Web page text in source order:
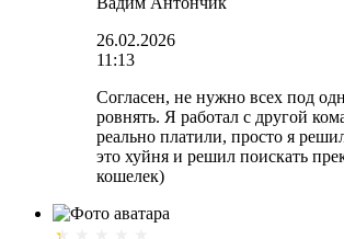
26.02.2026
11:13
Согласен, не нужно всех под
ровнять. Я работал с другой
реально платили, просто я
это хуйня и решил поискать
кошелек)